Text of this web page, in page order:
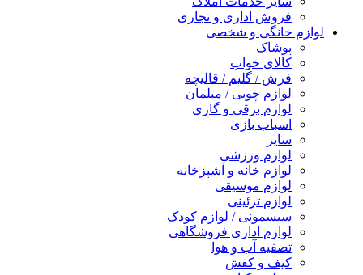
فروش اداری و تجاری
لوازم خانگی و شخصی
پوشاک
کالای خواب
فرش / گلیم / قالیچه
لوازم چوبی / مبلمان
لوازم برقی و گازی
اسباب بازی
سایر
لوازم ورزشی
لوازم خانه و آشپزخانه
لوازم موسیقی
لوازم تزئینی
سیسمونی / لوازم کودک
لوازم اداری فروشگاهی
تصفیه آب و هوا
کیف و کفش